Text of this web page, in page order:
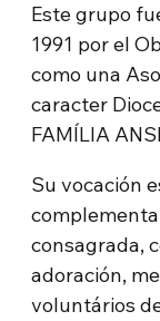
Este grupo
1991 por el
como una
caracter
FAMÍLIA
Su vocación
consagrada,
adoración,
voluntários